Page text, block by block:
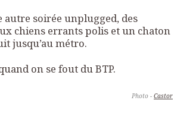
autre soirée unplugged, des
chiens errants polis et un chaton
jusqu’au métro.
on se fout du BTP.
Photo - Castor